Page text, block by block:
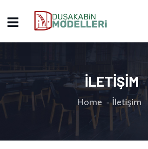
İLETIŞIM
Home İletişim